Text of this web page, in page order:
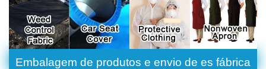
Embalagem de produtos e envio de es fábrica